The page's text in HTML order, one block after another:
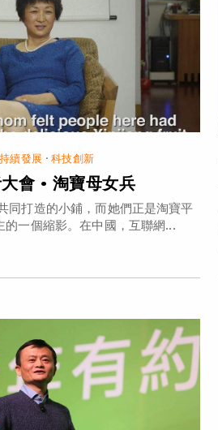
續發展 ·科技創新
會 • 淘寶母女兵
同打造的小鋪，而她們正是淘寶平
的一個縮影。在中國，互聯網...